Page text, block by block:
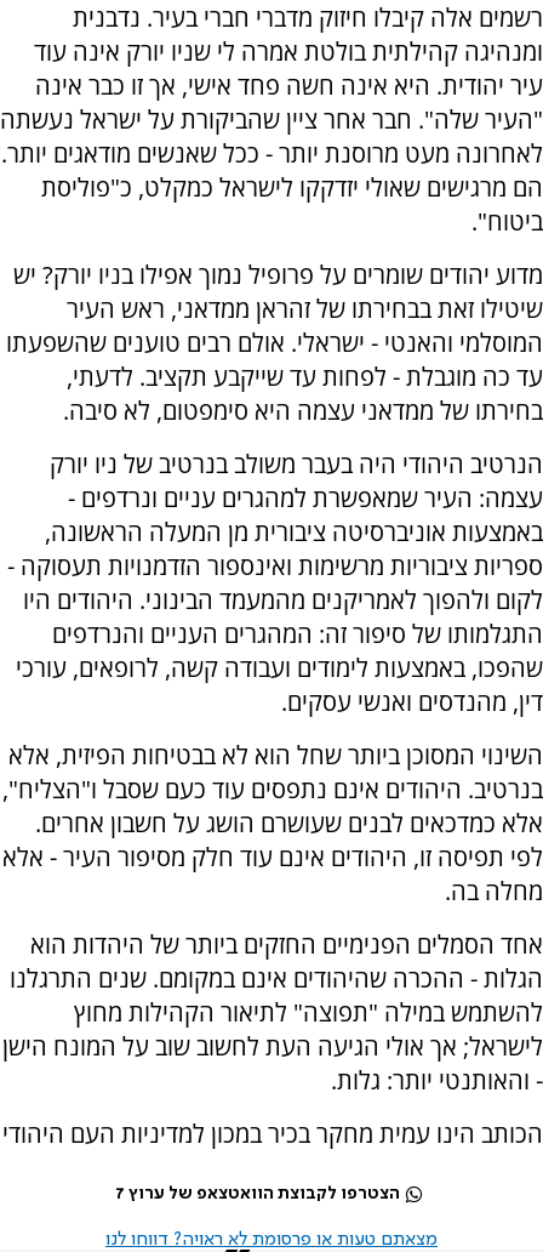
רשמים אלה קיבלו חיזוק מדברי חברי בעיר. נדבנית
ומנהיגה קהילתית בולטת אמרה לי שניו יורק אינה עוד
עיר יהודית. היא אינה חשה פחד אישי, אך זו כבר אינה
"העיר שלה". חבר אחר ציין שהביקורת על ישראל נעשתה
לאחרונה מעט מרוסנת יותר - ככל שאנשים מודאגים יותר.
הם מרגישים שאולי יזדקקו לישראל כמקלט, כ"פוליסת
ביטוח".
מדוע יהודים שומרים על פרופיל נמוך אפילו בניו יורק? יש
שיטילו זאת בבחירתו של זהראן ממדאני, ראש העיר
המוסלמי והאנטי - ישראלי. אולם רבים טוענים שהשפעתו
עד כה מוגבלת - לפחות עד שייקבע תקציב. לדעתי,
בחירתו של ממדאני עצמה היא סימפטום, לא סיבה.
הנרטיב היהודי היה בעבר משולב בנרטיב של ניו יורק
עצמה: העיר שמאפשרת למהגרים עניים ונרדפים -
באמצעות אוניברסיטה ציבורית מן המעלה הראשונה,
ספריות ציבוריות מרשימות ואינספור הזדמנויות תעסוקה -
לקום ולהפוך לאמריקנים מהמעמד הבינוני. היהודים היו
התגלמותו של סיפור זה: המהגרים העניים והנרדפים
שהפכו, באמצעות לימודים ועבודה קשה, לרופאים, עורכי
דין, מהנדסים ואנשי עסקים.
השינוי המסוכן ביותר שחל הוא לא בבטיחות הפיזית, אלא
בנרטיב. היהודים אינם נתפסים עוד כעם שסבל ו"הצליח",
אלא כמדכאים לבנים שעושרם הושג על חשבון אחרים.
לפי תפיסה זו, היהודים אינם עוד חלק מסיפור העיר - אלא
מחלה בה.
אחד הסמלים הפנימיים החזקים ביותר של היהדות הוא
הגלות - ההכרה שהיהודים אינם במקומם. שנים התרגלנו
להשתמש במילה "תפוצה" לתיאור הקהילות מחוץ
לישראל; אך אולי הגיעה העת לחשוב שוב על המונח הישן
- והאותנטי יותר: גלות.
הכותב הינו עמית מחקר בכיר במכון למדיניות העם היהודי
הצטרפו לקבוצת הוואטצאפ של ערוץ 7
מצאתם טעות או פרסומת לא ראויה? דווחו לנו